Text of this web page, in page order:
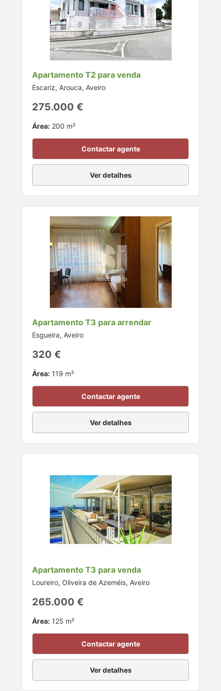
Apartamento T2 para venda
Escariz, Arouca, Aveiro
275.000 €
Área: 200 m²
Contactar agente
Ver detalhes
Apartamento T3 para arrendar
Esgueira, Aveiro
320 €
Área: 119 m²
Contactar agente
Ver detalhes
Apartamento T3 para venda
Loureiro, Oliveira de Azeméis, Aveiro
265.000 €
Área: 125 m²
Contactar agente
Ver detalhes